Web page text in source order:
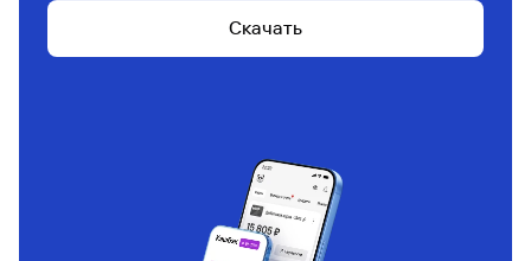
Накопительный счет «Легкий процент»
Скачать
1+ млн ₽. По промокоду pers